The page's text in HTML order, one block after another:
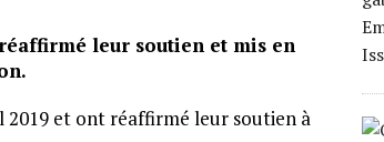
leur soutien et mis en
2019 et ont réaffirmé leur soutien à